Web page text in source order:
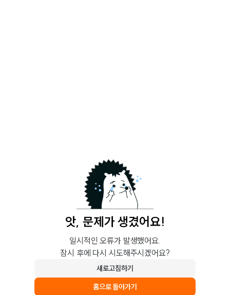
앗, 문제가 생겼어요!
일시적인 오류가 발생했어요.
잠시 후에 다시 시도해주시겠어요?
새로고침하기
홈으로 돌아가기